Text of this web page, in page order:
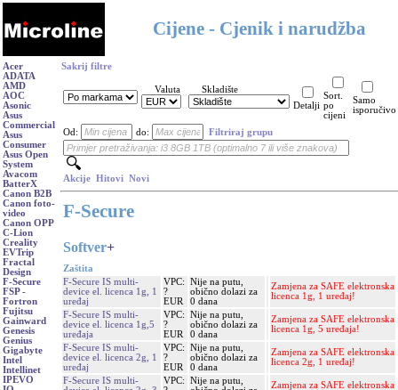
Cijene - Cjenik i narudžba
Acer
ADATA
AMD
AOC
Asonic
Asus
Commercial
Asus
Consumer
Asus Open
System
Avacom
BatterX
Canon B2B
Canon foto-
video
Canon OPP
C-Lion
Creality
EVTrip
Fractal
Design
F-Secure
FSP -
Fortron
Fujitsu
Gainward
Genesis
Genius
Gigabyte
Intel
Intellinet
IPEVO
Sakrij filtre
Valuta
Skladište
Detalji
Sort.
po
cijeni
Samo
isporučivo
Od: do: Filtriraj grupu
Akcije Hitovi Novi
F-Secure
Softver+
Zaštita
F-Secure IS multi-
device el. licenca 1g, 1
uređaj
VPC:
?
EUR
Nije na putu,
obično dolazi za
0 dana
Zamjena za SAFE elektronska
licenca 1g, 1 uređaj!
F-Secure IS multi-
device el. licenca 1g,5
uređaja
VPC:
?
EUR
Nije na putu,
obično dolazi za
0 dana
Zamjena za SAFE elektronska
licenca 1g, 5 uređaja!
F-Secure IS multi-
device el. licenca 2g, 1
uređaj
VPC:
?
EUR
Nije na putu,
obično dolazi za
0 dana
Zamjena za SAFE elektronska
licenca 2g, 1 uređaj!
F-Secure IS multi-
VPC:
Nije na putu,
Zamjena za SAFE elektronska